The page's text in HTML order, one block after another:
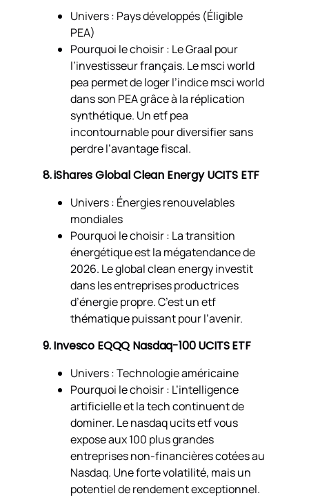
Univers : Pays développés (Éligible
PEA)
Pourquoi le choisir : Le Graal pour
l’investisseur français. Le msci world
pea permet de loger l’indice msci world
dans son PEA grâce à la réplication
synthétique. Un etf pea
incontournable pour diversifier sans
perdre l’avantage fiscal.
8. iShares Global Clean Energy UCITS ETF
Univers : Énergies renouvelables
mondiales
Pourquoi le choisir : La transition
énergétique est la mégatendance de
2026. Le global clean energy investit
dans les entreprises productrices
d’énergie propre. C’est un etf
thématique puissant pour l’avenir.
9. Invesco EQQQ Nasdaq-100 UCITS ETF
Univers : Technologie américaine
Pourquoi le choisir : L’intelligence
artificielle et la tech continuent de
dominer. Le nasdaq ucits etf vous
expose aux 100 plus grandes
entreprises non-financières cotées au
Nasdaq. Une forte volatilité, mais un
potentiel de rendement exceptionnel.